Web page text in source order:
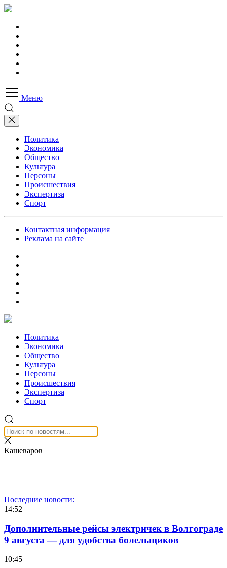
Меню
Политика
Экономика
Общество
Культура
Персоны
Происшествия
Экспертиза
Спорт
Контактная информация
Реклама на сайте
Политика
Экономика
Общество
Культура
Персоны
Происшествия
Экспертиза
Спорт
Кашеваров
Последние новости:
14:52
Дополнительные рейсы электричек в Волгограде
9 августа — для удобства болельщиков
10:45